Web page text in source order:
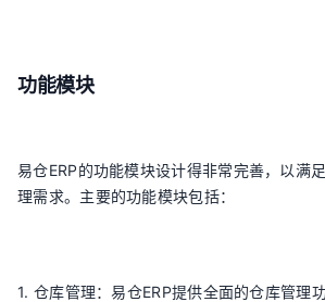
功能模块
易仓ERP的功能模块设计得非常完善，以满
理需求。主要的功能模块包括：
1. 仓库管理：易仓ERP提供全面的仓库管理